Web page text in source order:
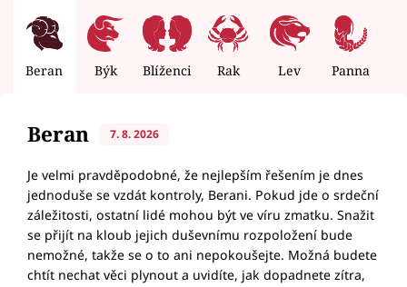
Beran Býk Blíženci Rak Lev Panna
Beran 7. 8. 2026
Je velmi pravděpodobné, že nejlepším řešením je dnes
jednoduše se vzdát kontroly, Berani. Pokud jde o srdeční
záležitosti, ostatní lidé mohou být ve víru zmatku. Snažit
se přijít na kloub jejich duševnímu rozpoložení bude
nemožné, takže se o to ani nepokoušejte. Možná budete
chtít nechat věci plynout a uvidíte, jak dopadnete zítra,